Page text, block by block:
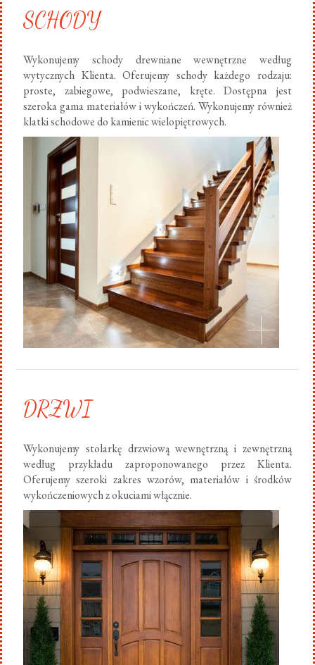
SCHODY
Wykonujemy schody drewniane wewnętrzne według
wytycznych Klienta. Oferujemy schody każdego rodzaju:
proste, zabiegowe, podwieszane, kręte. Dostępna jest
szeroka gama materiałów i wykończeń. Wykonujemy również
klatki schodowe do kamienic wielopiętrowych.
DRZWI
Wykonujemy stolarkę drzwiową wewnętrzną i zewnętrzną
według przykładu zaproponowanego przez Klienta.
Oferujemy szeroki zakres wzorów, materiałów i środków
wykończeniowych z okuciami włącznie.
.